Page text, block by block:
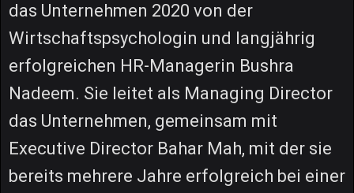
das Unternehmen 2020 von der
Wirtschaftspsychologin und langjährig
erfolgreichen HR-Managerin Bushra
Nadeem. Sie leitet als Managing Director
das Unternehmen, gemeinsam mit
Executive Director Bahar Mah, mit der sie
bereits mehrere Jahre erfolgreich bei einer